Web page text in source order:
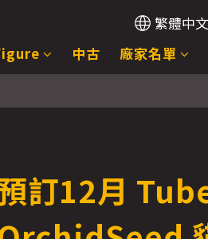
繁體中文
中古 廠家名單
訂12月